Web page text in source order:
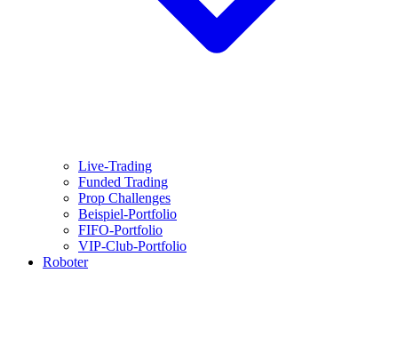
Live-Trading
Funded Trading
Prop Challenges
Beispiel-Portfolio
FIFO-Portfolio
VIP-Club-Portfolio
Roboter